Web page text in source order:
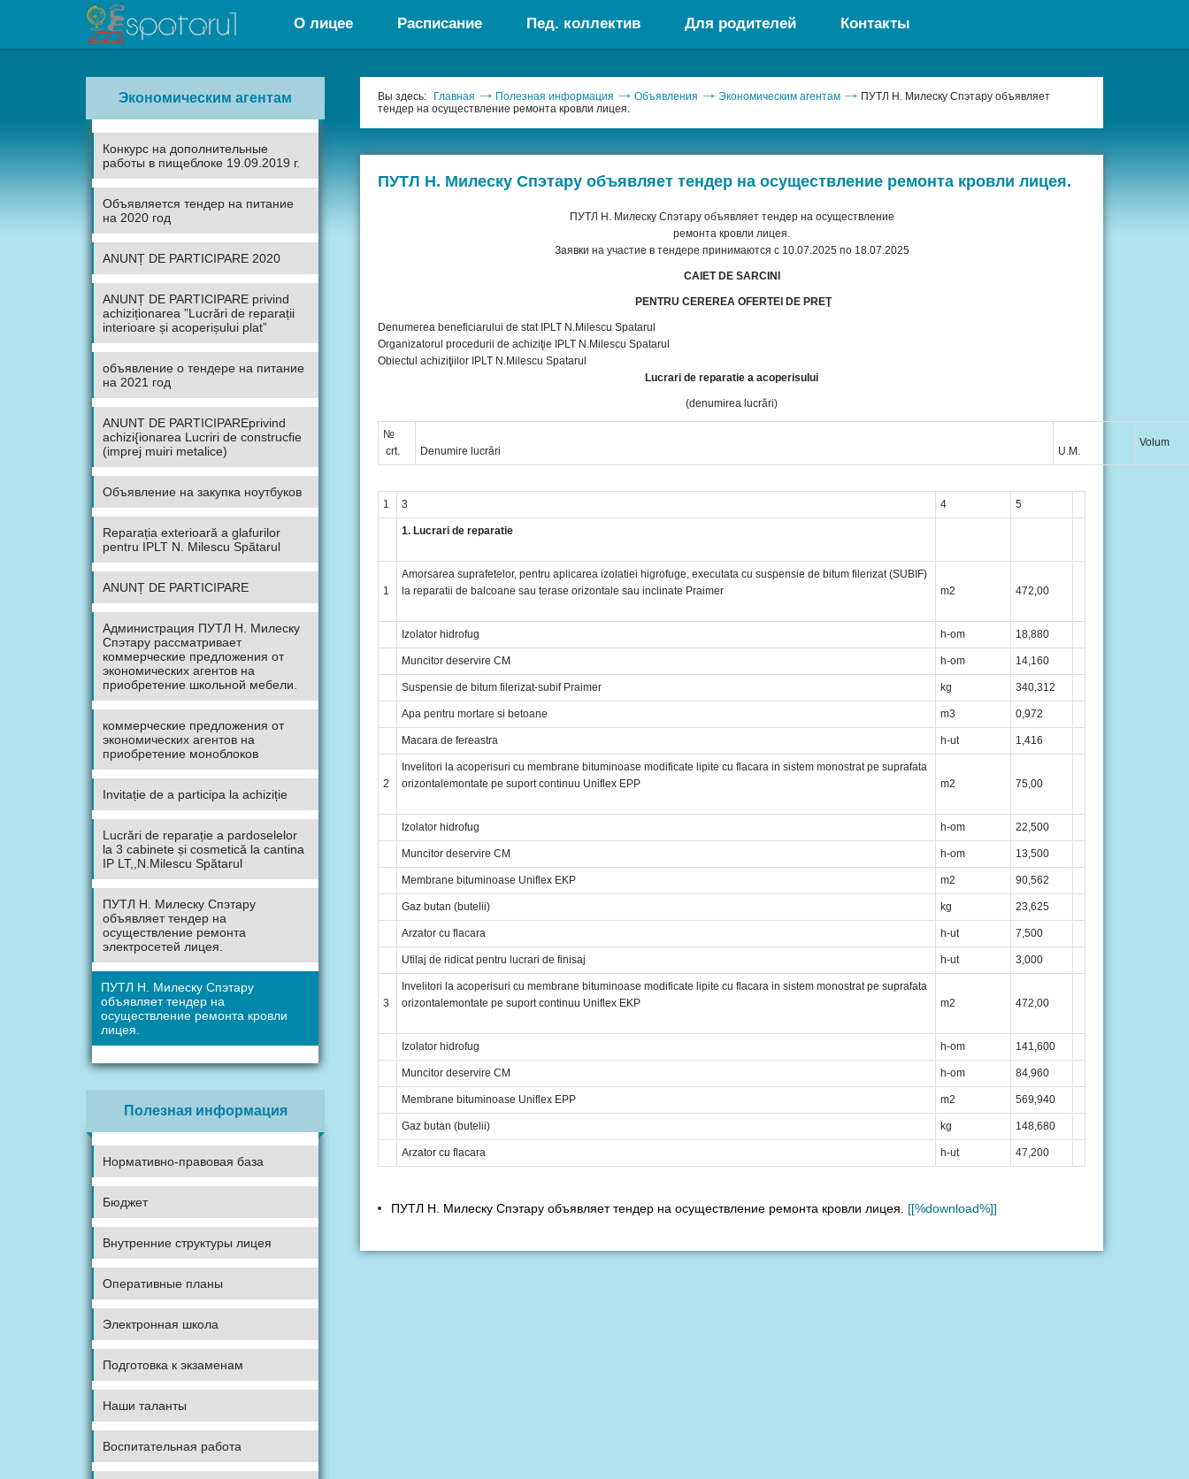
О лицее Расписание Пед. коллектив Для родителей Контакты
Экономическим агентам
Конкурс на дополнительные
работы в пищеблоке 19.09.2019 г.
Объявляется тендер на питание
на 2020 год
ANUNȚ DE PARTICIPARE 2020
ANUNȚ DE PARTICIPARE privind
achiziționarea ”Lucrări de reparații
interioare și acoperișului plat”
объявление о тендере на питание
на 2021 год
ANUNT DE PARTICIPAREprivind
achizi{ionarea Lucriri de construcfie
(imprej muiri metalice)
Объявление на закупка ноутбуков
Reparația exterioară a glafurilor
pentru IPLT N. Milescu Spătarul
ANUNȚ DE PARTICIPARE
Администрация ПУТЛ Н. Милеску
Спэтару рассматривает
коммерческие предложения от
экономических агентов на
приобретение школьной мебели.
коммерческие предложения от
экономических агентов на
приобретение моноблоков
Invitație de a participa la achiziție
Lucrări de reparație a pardoselelor
la 3 cabinete și cosmetică la cantina
IP LT,,N.Milescu Spătarul
ПУТЛ Н. Милеску Спэтару
объявляет тендер на
осуществление ремонта
электросетей лицея.
ПУТЛ Н. Милеску Спэтару
объявляет тендер на
осуществление ремонта кровли
лицея.
Полезная информация
Нормативно-правовая база
Бюджет
Внутренние структуры лицея
Оперативные планы
Электронная школа
Подготовка к экзаменам
Наши таланты
Воспитательная работа
Вы здесь: Главная Полезная информация Объявления Экономическим агентам
ПУТЛ Н. Милеску Спэтару объявляет
тендер на осуществление ремонта кровли лицея.
ПУТЛ Н. Милеску Спэтару объявляет тендер на осуществление ремонта кровли лицея.
ПУТЛ Н. Милеску Спэтару объявляет тендер на осуществление
ремонта кровли лицея.
Заявки на участие в тендере принимаются с 10.07.2025 по 18.07.2025
CAIET DE SARCINI
PENTRU CEREREA OFERTEI DE PREŢ
Denumerea beneficiarului de stat IPLT N.Milescu Spatarul
Organizatorul procedurii de achiziţie IPLT N.Milescu Spatarul
Obiectul achiziţiilor IPLT N.Milescu Spatarul
Lucrari de reparatie a acoperisului
(denumirea lucrări)
№
crt.
Denumire lucrări U.M.
Volum
1 3 4 5
1. Lucrari de reparatie
1
Amorsarea suprafetelor, pentru aplicarea izolatiei higrofuge, executata cu suspensie de bitum filerizat (SUBIF)
la reparatii de balcoane sau terase orizontale sau inclinate Praimer
m2 472,00
Izolator hidrofug h-om 18,880
Muncitor deservire CM h-om 14,160
Suspensie de bitum filerizat-subif Praimer kg 340,312
Apa pentru mortare si betoane m3 0,972
Macara de fereastra h-ut 1,416
2
Invelitori la acoperisuri cu membrane bituminoase modificate lipite cu flacara in sistem monostrat pe suprafata
orizontalemontate pe suport continuu Uniflex EPP
m2 75,00
Izolator hidrofug h-om 22,500
Muncitor deservire CM h-om 13,500
Membrane bituminoase Uniflex EKP m2 90,562
Gaz butan (butelii) kg 23,625
Arzator cu flacara h-ut 7,500
Utilaj de ridicat pentru lucrari de finisaj h-ut 3,000
3
Invelitori la acoperisuri cu membrane bituminoase modificate lipite cu flacara in sistem monostrat pe suprafata
orizontalemontate pe suport continuu Uniflex EKP
m2 472,00
Izolator hidrofug h-om 141,600
Muncitor deservire CM h-om 84,960
Membrane bituminoase Uniflex EPP m2 569,940
Gaz butan (butelii) kg 148,680
Arzator cu flacara h-ut 47,200
ПУТЛ Н. Милеску Спэтару объявляет тендер на осуществление ремонта кровли лицея. [[%download%]]